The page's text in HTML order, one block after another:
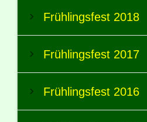
Frühlingsfest 2018
Frühlingsfest 2017
Frühlingsfest 2016